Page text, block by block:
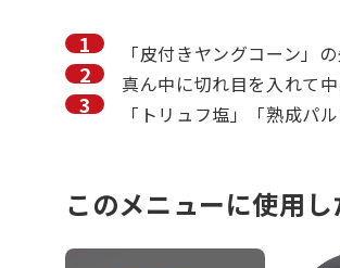
「皮付きヤングコーン」
真ん中に切れ目を入れて
「トリュフ塩」「熟成パ
このメニューに使用